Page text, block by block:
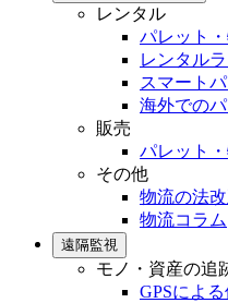
レンタル
パレット
レンタル
スマート
海外での
販売
パレット
その他
物流の法
物流コラム
遠隔監視
モノ・資産の追
GPSによ